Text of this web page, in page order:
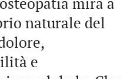
naturale del
e